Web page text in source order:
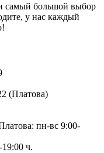
самый большой выбор
у нас каждый
(Платова)
пн-вс 9:00-
ч.